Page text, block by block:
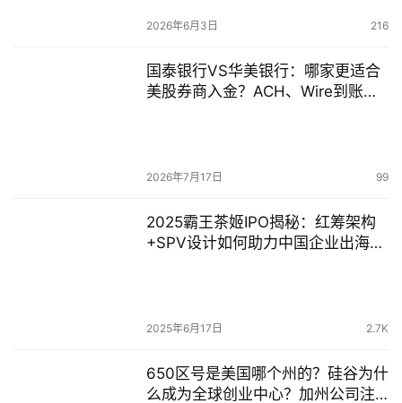
2026年6月3日 216
国泰银行VS华美银行：哪家更适合
美股券商入金？ACH、Wire到账效
2026年7月17日 99
2025霸王茶姬IPO揭秘：红筹架构
+SPV设计如何助力中国企业出海上
2025年6月17日 2.7K
650区号是美国哪个州的？硅谷为什
么成为全球创业中心？加州公司注